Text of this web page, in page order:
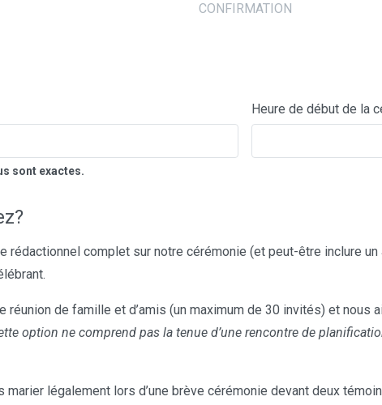
CONFIRMATION
Heure de début de la
sont exactes.
rédactionnel complet sur notre cérémonie (et peut-être inclure
réunion de famille et d’amis (un maximum de 30 invités) et nous
option ne comprend pas la tenue d’une rencontre de
marier légalement lors d’une brève cérémonie devant deux